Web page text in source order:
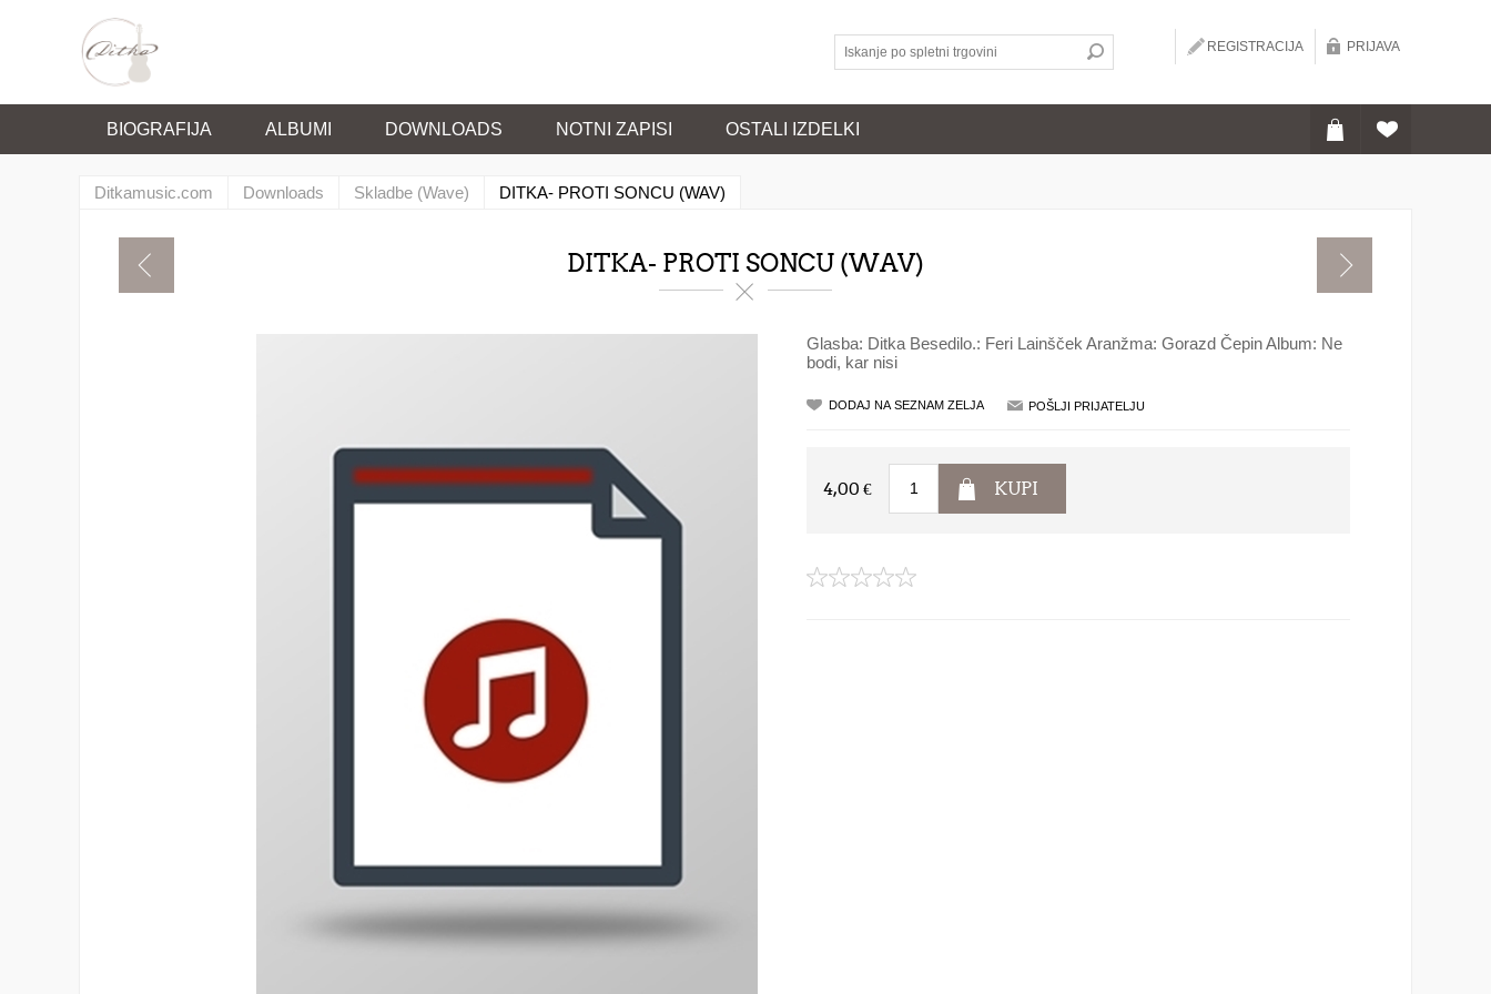
REGISTRACIJA PRIJAVA
BIOGRAFIJA ALBUMI DOWNLOADS NOTNI ZAPISI OSTALI IZDELKI
Ditkamusic.com Downloads Skladbe (Wave) DITKA- PROTI SONCU (WAV)
DITKA- PROTI SONCU (WAV)
Glasba: Ditka Besedilo.: Feri Lainšček Aranžma: Gorazd Čepin Album: Ne
bodi, kar nisi
4,00 €